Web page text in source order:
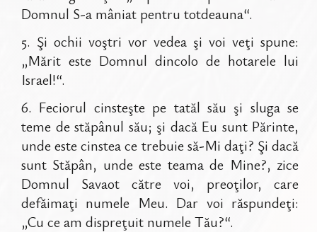
Domnul S-a mâniat pentru totdeauna“.
5. Şi ochii voştri vor vedea şi voi veţi spune:
„Mărit este Domnul dincolo de hotarele lui
Israel!“.
6. Feciorul cinsteşte pe tatăl său şi sluga se
teme de stăpânul său; şi dacă Eu sunt Părinte,
unde este cinstea ce trebuie să-Mi daţi? Şi dacă
sunt Stăpân, unde este teama de Mine?, zice
Domnul Savaot către voi, preoţilor, care
defăimaţi numele Meu. Dar voi răspundeţi:
„Cu ce am dispreţuit numele Tău?“.